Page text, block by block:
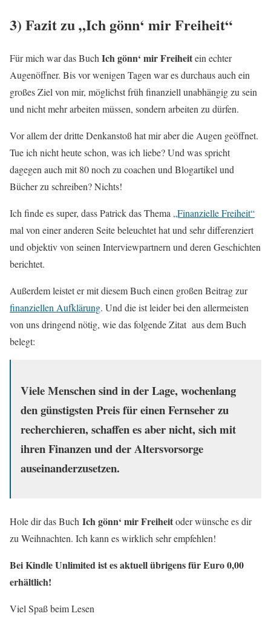
3) Fazit zu „Ich gönn‘ mir Freiheit“
Für mich war das Buch Ich gönn‘ mir Freiheitein echter
Augenöffner. Bis vor wenigen Tagen war es durchaus auch ein
großes Ziel von mir, möglichst früh finanziell unabhängig zu sein
und nicht mehr arbeiten müssen, sondern arbeiten zu dürfen.
Vor allem der dritte Denkanstoß hat mir aber die Augen geöffnet.
Tue ich nicht heute schon, was ich liebe? Und was spricht
dagegen auch mit 80 noch zu coachen und Blogartikel und
Bücher zu schreiben? Nichts!
Ich finde es super, dass Patrick das Thema „Finanzielle Freiheit“
mal von einer anderen Seite beleuchtet hat und sehr differenziert
und objektiv von seinen Interviewpartnern und deren Geschichten
berichtet.
Außerdem leistet er mit diesem Buch einen großen Beitrag zur
finanziellen Aufklärung. Und die ist leider bei den allermeisten
von uns dringend nötig, wie das folgende Zitat aus dem Buch
belegt:
Viele Menschen sind in der Lage, wochenlang
den günstigsten Preis für einen Fernseher zu
recherchieren, schaffen es aber nicht, sich mit
ihren Finanzen und der Altersvorsorge
auseinanderzusetzen.
Hole dir das Buch Ich gönn‘ mir Freiheitoder wünsche es dir
zu Weihnachten. Ich kann es wirklich sehr empfehlen!
Bei Kindle Unlimited ist es aktuell übrigens für Euro 0,00
erhältlich!
Viel Spaß beim Lesen